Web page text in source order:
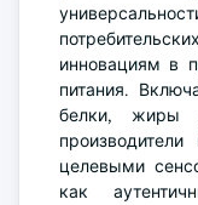
инновациям в
питания.
белки, жиры
целевыми
как